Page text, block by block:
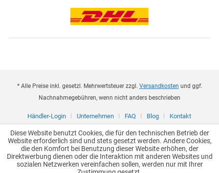
* Alle Preise inkl. gesetzl. Mehrwertsteuer zzgl. Versandkosten und ggf.
Nachnahmegebühren, wenn nicht anders beschrieben
Händler-Login Unternehmen FAQ Blog Kontakt
Diese Website benutzt Cookies, die für den technischen Betrieb der
Website erforderlich sind und stets gesetzt werden. Andere Cookies,
die den Komfort bei Benutzung dieser Website erhöhen, der
Direktwerbung dienen oder die Interaktion mit anderen Websites und
sozialen Netzwerken vereinfachen sollen, werden nur mit Ihrer